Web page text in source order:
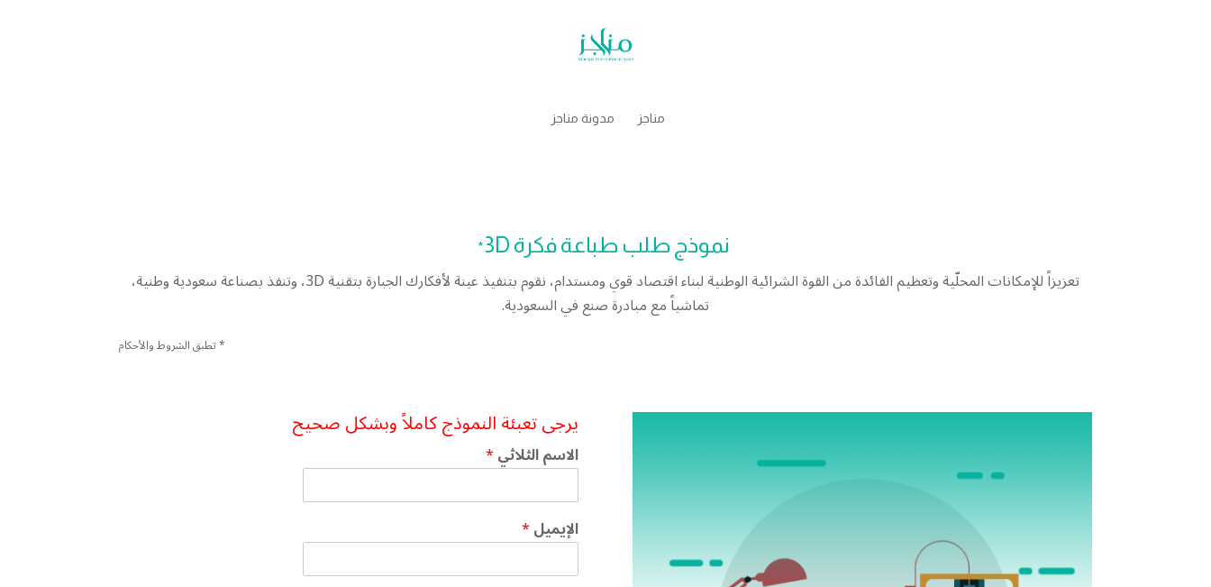
مناجز مدونة مناجز
نموذج طلب طباعة فكرة 3D *
تعزيزاً للإمكانات المحلّية وتعظيم الفائدة من القوة الشرائية الوطنية لبناء اقتصاد قوي ومستدام، نقوم بتنفيذ عينة لأفكارك الجبارة بتقنية 3D، وتنفذ بصناعة سعودية وطنية،
تماشياً مع مبادرة صنع في السعودية.
* تطبق الشروط والأحكام
يرجى تعبئة النموذج كاملاً وبشكل صحيح
الاسم الثلاثي*
الإيميل*